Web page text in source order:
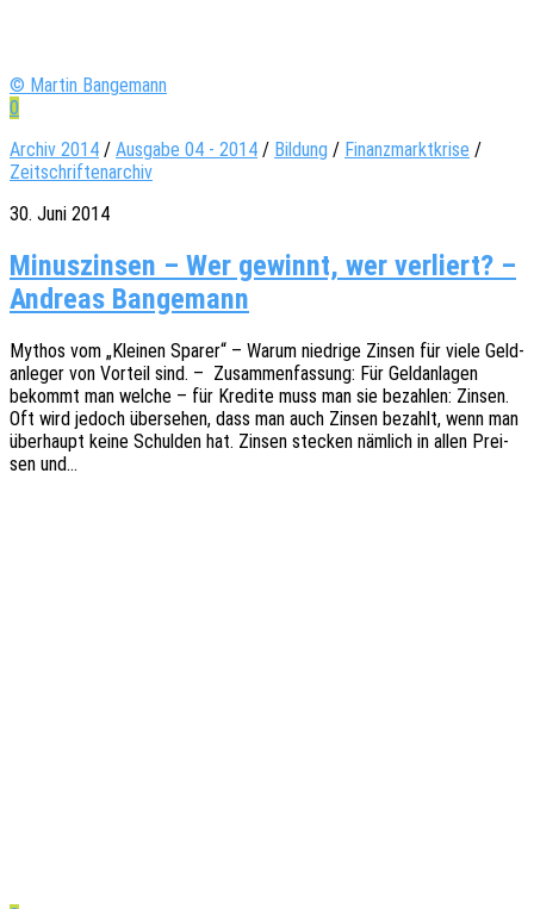
© Martin Bangemann
0
Archiv 2014 / Ausgabe 04 - 2014 / Bildung / Finanzmarktkrise /
Zeitschriftenarchiv
30. Juni 2014
Minuszinsen – Wer gewinnt, wer verliert? –
Andreas Bangemann
Mythos vom „Klei­nen Sparer“ – Warum nied­ri­ge Zinsen für viele Geld­
an­le­ger von Vorteil sind. – Zusam­men­fas­sung: Für Geld­an­la­gen
bekommt man welche – für Kredi­te muss man sie bezah­len: Zinsen.
Oft wird jedoch über­se­hen, dass man auch Zinsen bezahlt, wenn man
über­haupt keine Schul­den hat. Zinsen stecken nämlich in allen Prei­
sen und…